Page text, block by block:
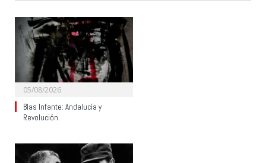
05/08/2026
Blas Infante: Andalucía y
Revolución.